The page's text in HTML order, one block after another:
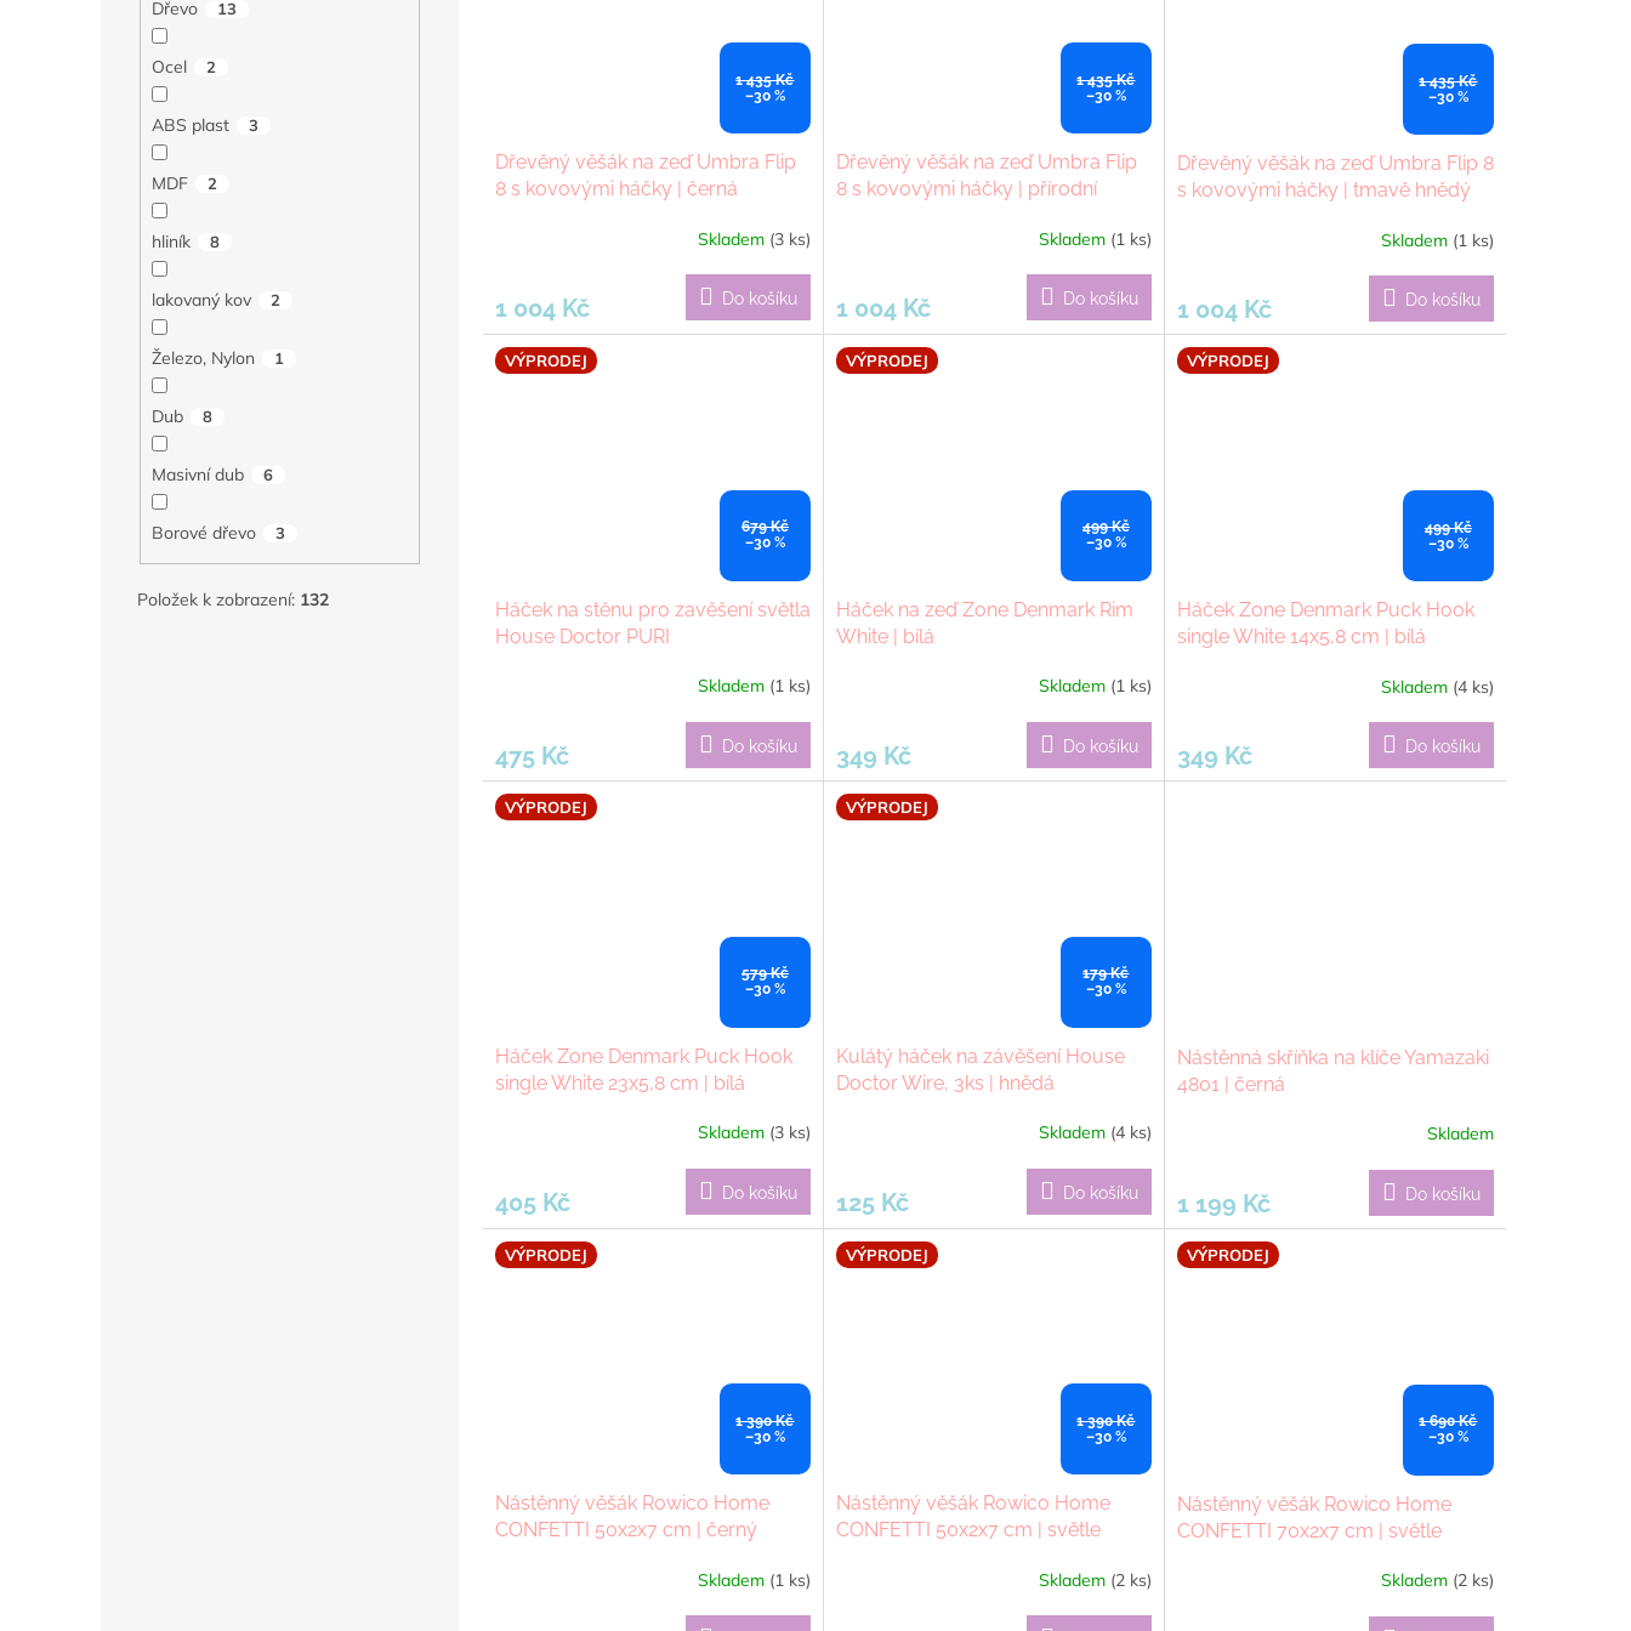
Dřevo 13
Ocel 2
ABS plast 3
MDF 2
hliník 8
lakovaný kov 2
Železo, Nylon 1
Dub 8
Masivní dub 6
Borové dřevo 3
Položek k zobrazení: 132
1 435 Kč
–30 %
Dřevěný věšák na zeď Umbra Flip
8 s kovovými háčky | černá
Skladem (3 ks)
1 004 Kč Do košíku
1 435 Kč
–30 %
Dřevěný věšák na zeď Umbra Flip
8 s kovovými háčky | přírodní
Skladem (1 ks)
1 004 Kč Do košíku
1 435 Kč
–30 %
Dřevěný věšák na zeď Umbra Flip 8
s kovovými háčky | tmavě hnědý
Skladem (1 ks)
1 004 Kč Do košíku
VÝPRODEJ
679 Kč
–30 %
Háček na stěnu pro zavěšení světla
House Doctor PURI
Skladem (1 ks)
475 Kč Do košíku
VÝPRODEJ
499 Kč
–30 %
Háček na zeď Zone Denmark Rim
White | bílá
Skladem (1 ks)
349 Kč Do košíku
VÝPRODEJ
499 Kč
–30 %
Háček Zone Denmark Puck Hook
single White 14x5,8 cm | bílá
Skladem (4 ks)
349 Kč Do košíku
VÝPRODEJ
579 Kč
–30 %
Háček Zone Denmark Puck Hook
single White 23x5,8 cm | bílá
Skladem (3 ks)
405 Kč Do košíku
VÝPRODEJ
179 Kč
–30 %
Kulátý háček na závěšení House
Doctor Wire, 3ks | hnědá
Skladem (4 ks)
125 Kč Do košíku
Nástěnná skříňka na klíče Yamazaki
4801 | černá
Skladem
1 199 Kč Do košíku
VÝPRODEJ
1 390 Kč
–30 %
Nástěnný věšák Rowico Home
CONFETTI 50x2x7 cm | černý
Skladem (1 ks)
VÝPRODEJ
1 390 Kč
–30 %
Nástěnný věšák Rowico Home
CONFETTI 50x2x7 cm | světle
Skladem (2 ks)
VÝPRODEJ
1 690 Kč
–30 %
Nástěnný věšák Rowico Home
CONFETTI 70x2x7 cm | světle
Skladem (2 ks)